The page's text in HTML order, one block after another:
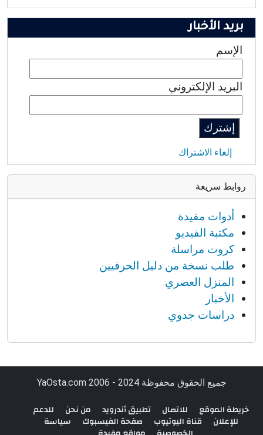
بريد الأخبار
الإسم
البريد الإلكتروني
إلغاء الاشتراك
روابط سريعة
أدوات مفيدة
مكتبة الفيديو
كروت مراسلة
طلب نسخة من دليل الحرفيين
المنزل العصري
الأخبار
دراسات جدوي
جميع الحقوق محفوظة YaOsta.com 2006 - 2024
خريطة الموقع للاتصال تطبيق أندرويد من نحن
للدعم
للإعلان
قناة اليوتيوب صفحة الفيسبوك
سياسة